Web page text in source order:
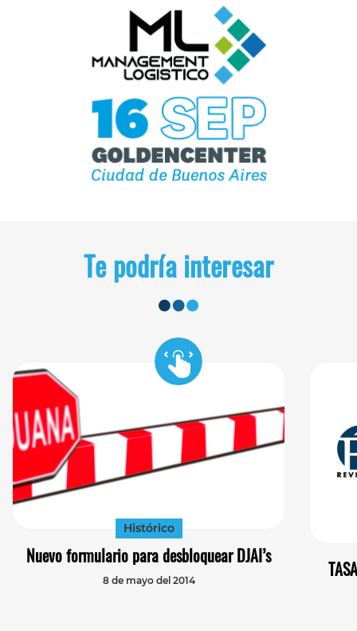
Te podría interesar
Histórico
Nuevo formulario para desbloquear DJAI’s
8 de mayo del 2014